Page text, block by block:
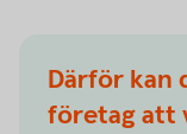
Därför kan
företag att